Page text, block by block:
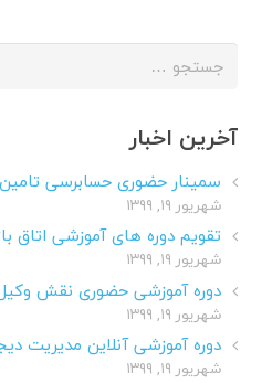
جستجو
آخرین اخبار
سمینار حضوری حسابرسی
شهریور ۱۹, ۱۳۹۹
تقویم دوره های آموزشی اتاق
شهریور ۱۹, ۱۳۹۹
دوره آموزشی حضوری نقش وکیل
شهریور ۱۹, ۱۳۹۹
دوره آموزشی آنلاین مدیریت
شهریور ۱۹, ۱۳۹۹